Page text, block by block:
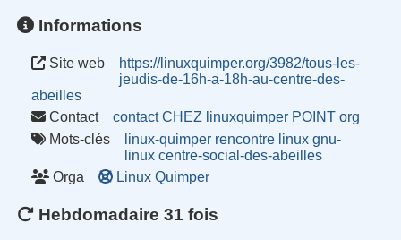
Informations
Site web
https://linuxquimper.org/3982/tous-les-
jeudis-de-16h-a-18h-au-centre-des-
abeilles
Contact
contact CHEZ linuxquimper POINT org
Mots-clés
linux-quimper rencontre linux gnu-
linux centre-social-des-abeilles
Orga
Linux Quimper
Hebdomadaire 31 fois